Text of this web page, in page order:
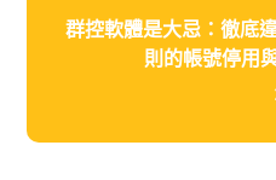
群控軟體是大忌：徹底
則的帳號停用